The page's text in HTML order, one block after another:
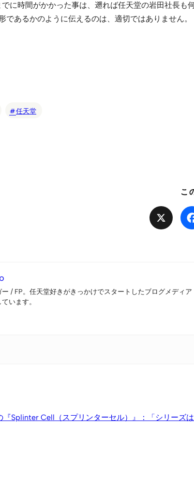
に時間がかかった事は、遡れば任天堂の岩田社長
であるかのように伝えるのは、適切ではありません。
任天堂
こ
ー / FP。任天堂好きがきっかけでスタートしたブログメディ
います。
Splinter Cell（スプリンターセル）』：「シリーズ